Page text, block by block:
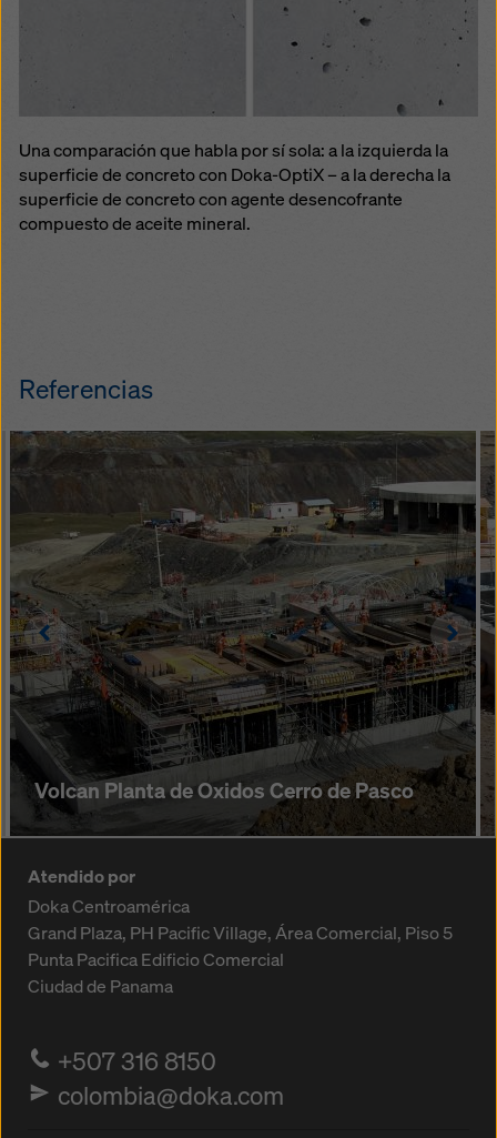
Una comparación que habla por sí sola: a la izquierda la
superficie de concreto con Doka-OptiX – a la derecha la
superficie de concreto con agente desencofrante
compuesto de aceite mineral.
Referencias
Volcan Planta de Oxidos Cerro de Pasco
Left
Atendido por
Doka Centroamérica
Grand Plaza, PH Pacific Village, Área Comercial, Piso 5
Punta PacificaEdificio Comercial
Ciudad de Panama
+507 316 8150
colombia@doka.com